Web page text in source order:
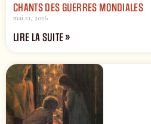
CHANTS DES GUERRES MONDIALES
mai 21, 2026
LIRE LA SUITE »